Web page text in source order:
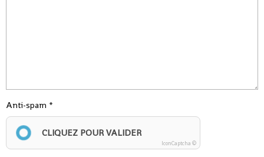
Anti-spam
CLIQUEZ POUR VALIDER
IconCaptcha ©